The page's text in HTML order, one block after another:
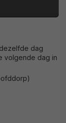
dag
volgende dag in